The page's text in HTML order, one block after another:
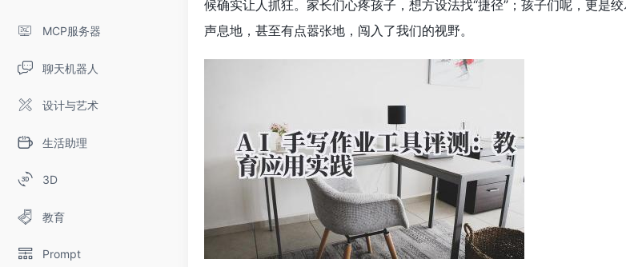
MCP服务器
聊天机器人
设计与艺术
生活助理
3D
教育
Prompt
候确实让人抓狂。家长们心疼孩子，想方设法找“捷径”；孩子们呢，更是绞
声息地，甚至有点嚣张地，闯入了我们的视野。